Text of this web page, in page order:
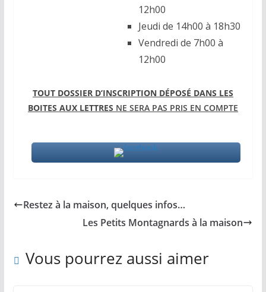
12h00
Jeudi de 14h00 à 18h30
Vendredi de 7h00 à
12h00
TOUT DOSSIER D’INSCRIPTION DÉPOSÉ DANS LES
BOITES AUX LETTRES NE SERA PAS PRIS EN COMPTE
Restez à la maison, quelques infos…
Les Petits Montagnards à la maison
Vous pourrez aussi aimer